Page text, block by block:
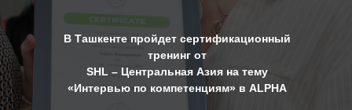
В Ташкенте пройдет сертификационный
тренинг от
SHL – Центральная Азияна тему
«Интервью по компетенциям»в ALPHA